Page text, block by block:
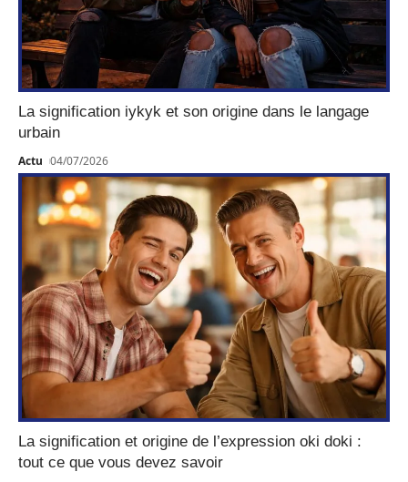
La signification iykyk et son origine dans le langage
urbain
Actu 04/07/2026
La signification et origine de l’expression oki doki :
tout ce que vous devez savoir